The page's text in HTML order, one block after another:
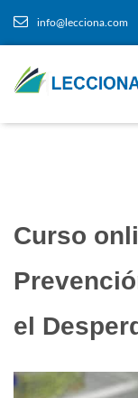
info@lecciona.com
Curso
el